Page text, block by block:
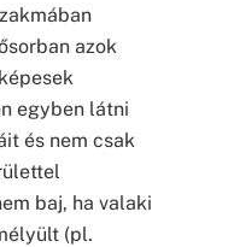
azok
egyben látni
és nem csak
baj, ha valaki
(pl.